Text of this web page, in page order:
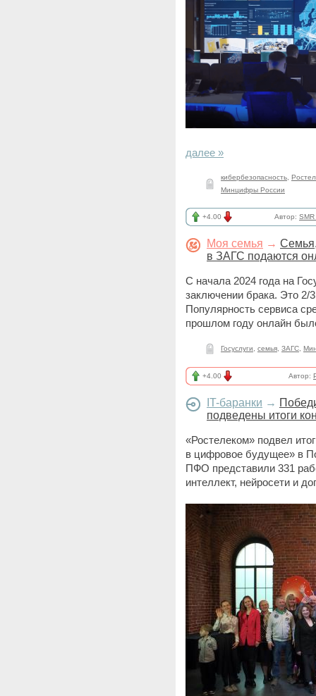
далее »
кибербезопасность
Минцифры России
+4.00 Автор:
Моя семья →
в ЗАГС подаются
С начала 2024 года на
заключении брака. Это 2/
Популярность сервиса
прошлом году онлайн
Госуслуги семья ЗАГС
+4.00 Автор:
IT-баранки →
подведены итоги
«Ростелеком» подвел
в цифровое будущее» в
ПФО представили 331
интеллект, нейросети и